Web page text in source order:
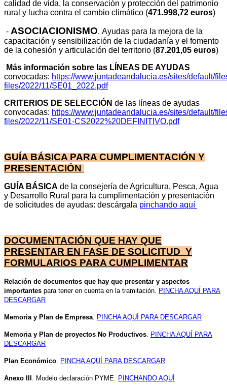
calidad de vida, la conservación y protección del patrimonio
rural y lucha contra el cambio climático (471.998,72 euros)
- ASOCIACIONISMO. Ayudas para la mejora de la
capacitación y sensibilización de la ciudadanía y el fomento
de la cohesión y articulación del territorio (87.201,05 euros)
Más información sobre las LÍNEAS DE AYUDAS
convocadas: https://www.juntadeandalucia.es/sites/default/
files/2022/11/SE01_2022.pdf
CRITERIOS DE SELECCIÓN de las líneas de ayudas
convocadas: https://www.juntadeandalucia.es/sites/default/
files/2022/11/SE01-CS2022%20DEFINITIVO.pdf
GUÍA BÁSICA PARA CUMPLIMENTACIÓN Y
PRESENTACIÓN
GUÍA BÁSICA de la consejería de Agricultura, Pesca, Agua
y Desarrollo Rural para la cumplimentación y presentación
de solicitudes de ayudas: descárgala pinchando aquí
DOCUMENTACIÓN QUE HAY QUE
PRESENTAR EN FASE DE SOLICITUD Y
FORMULARIOS PARA CUMPLIMENTAR
Relación de documentos que hay que presentar y aspectos
importantes para tener en cuenta en la tramitación. PINCHA AQUÍ PARA
DESCARGAR
Memoria y Plan de Empresa. PINCHA AQUÍ PARA DESCARGAR
Memoria y Plan de proyectos No Productivos. PINCHA AQUÍ PARA
DESCARGAR
Plan Económico. PINCHA AQUÍ PARA DESCARGAR
Anexo III . Modelo declaración PYME. PINCHANDO AQUÍ